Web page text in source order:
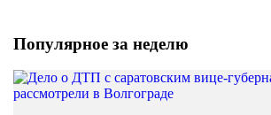
Популярное за неделю